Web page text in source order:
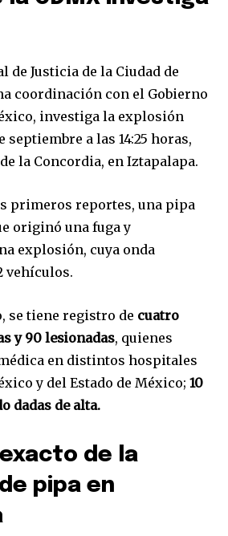
comunidad de
y sé parte de la
tu dirección de correo eletrónico
"suscribir". No te preocupes,
.
32,214
de Justicia de la Ciudad de
coordinación con el Gobierno
investiga la explosión
septiembre a las 14:25 horas,
la Concordia, en Iztapalapa.
primeros reportes, una pipa
originó una fuga y
explosión, cuya onda
vehículos.
se tiene registro de cuatro
y 90 lesionadas, quienes
en distintos hospitales
y del Estado de México; 10
dadas de alta.
de la
pipa en